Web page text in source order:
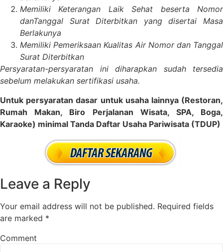
Memiliki Keterangan Laik Sehat beserta Nomor
danTanggal Surat Diterbitkan yang disertai Masa
Berlakunya
Memiliki Pemeriksaan Kualitas Air Nomor dan Tanggal
Surat Diterbitkan
Persyaratan-persyaratan ini diharapkan sudah tersedia
sebelum melakukan sertifikasi usaha.
Untuk persyaratan dasar untuk usaha lainnya (Restoran,
Rumah Makan, Biro Perjalanan Wisata, SPA, Boga,
Karaoke) minimal Tanda Daftar Usaha Pariwisata (TDUP)
Leave a Reply
Your email address will not be published. Required fields
are marked *
Comment